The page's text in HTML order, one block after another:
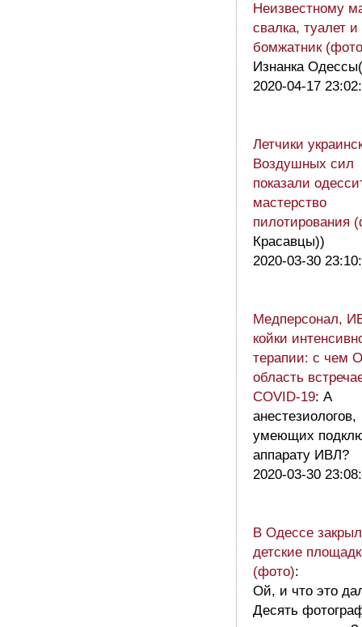
Неизвестному
свалка, туалет и
бомжатник
Изнанка
2020-04-17
Летчики
Воздушных сил
показали
мастерство
пилотирования
Красавцы))
2020-03-30
Медперсонал,
койки
терапии: с чем
область
COVID-19: А
анестезиологов,
умеющих
аппарату ИВЛ?
2020-03-30
В Одессе
детские
(фото):
Ой, и что это
Десять